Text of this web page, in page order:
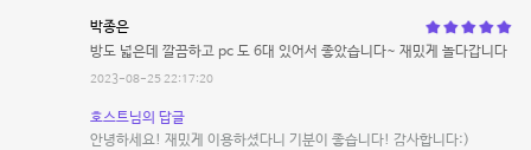
박종은
방도 넓은데 깔끔하고 pc 도 6대 있어서 좋았습니다~ 재밌게 놀다갑니다
2023-08-25 22:17:20
호스트님의 답글
안녕하세요! 재밌게 이용하셨다니 기분이 좋습니다! 감사합니다:)